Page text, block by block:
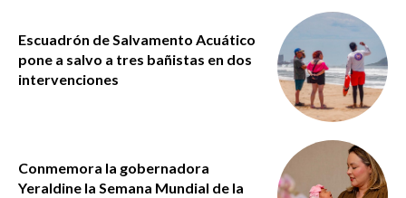
Escuadrón de Salvamento Acuático
pone a salvo a tres bañistas en dos
intervenciones
Conmemora la gobernadora
Yeraldine la Semana Mundial de la